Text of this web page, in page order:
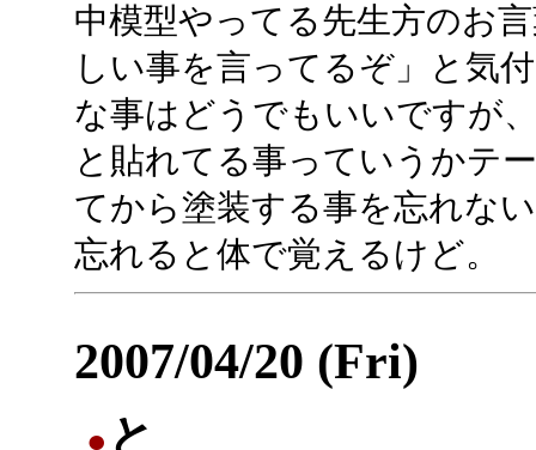
中模型やってる先生方のお
しい事を言ってるぞ」と気
な事はどうでもいいですが
と貼れてる事っていうかテ
てから塗装する事を忘れな
忘れると体で覚えるけど。
2007/04/20 (Fri)
● と